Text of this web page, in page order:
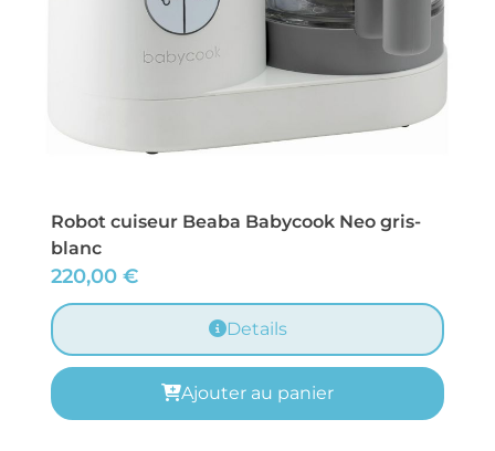
Robot cuiseur Beaba Babycook Neo gris-
blanc
220,00 €
Details
Ajouter au panier